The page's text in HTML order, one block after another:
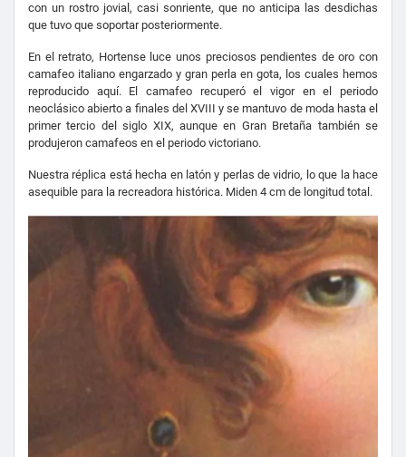
con un rostro jovial, casi sonriente, que no anticipa las desdichas
que tuvo que soportar posteriormente.
En el retrato, Hortense luce unos preciosos pendientes de oro con
camafeo italiano engarzado y gran perla en gota, los cuales hemos
reproducido aquí. El camafeo recuperó el vigor en el periodo
neoclásico abierto a finales del XVIII y se mantuvo de moda hasta el
primer tercio del siglo XIX, aunque en Gran Bretaña también se
produjeron camafeos en el periodo victoriano.
Nuestra réplica está hecha en latón y perlas de vidrio, lo que la hace
asequible para la recreadora histórica. Miden 4 cm de longitud total.